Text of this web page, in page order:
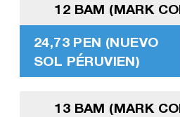
12 BAM (MARK
24,73 PEN (NUEVO
SOL PÉRUVIEN)
13 BAM (MARK